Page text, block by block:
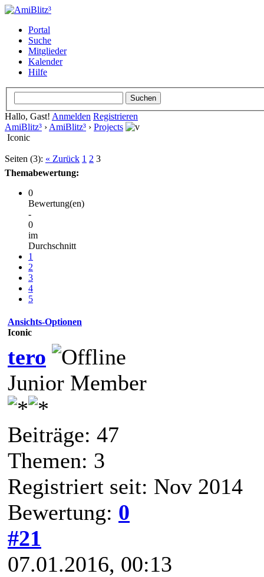
Portal
Suche
Mitglieder
Kalender
Hilfe
Hallo, Gast! Anmelden Registrieren
AmiBlitz³ › AmiBlitz³ › Projects
Iconic
Seiten (3): « Zurück 1 2 3
Themabewertung:
0
Bewertung(en)
-
0
im
Durchschnitt
1
2
3
4
5
Ansichts-Optionen
Iconic
tero
Junior Member
Beiträge: 47
Themen: 3
Registriert seit: Nov 2014
Bewertung: 0
#21
07.01.2016, 00:13